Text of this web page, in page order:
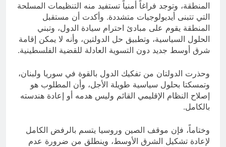
المنطقة، وتوجد فراغاً أمنياً تستفيد منه التنظيمات المسلحة
التي تتبنى أيديولوجيات متشددة. وأكدت أن مستقبل
المنطقة يقوم على مبادئ احترام سيادة الدول، وتبني
الحلول السياسية، وتطبيق حل الدولتين، وأنه لا يمكن إقامة
شرق أوسط جديد دون التسوية العادلة للقضية الفلسطينية.
وحذرت الدولتان من تفكيك الدول بالقوة في سوريا ولبنان،
وتمسكتا بحلول سياسية طويلة الأجل، وأن المطلوب هو
إصلاح النظام الإقليمي القائم وليس هدمه أو إعادة هندسته
بالكامل.
وختاماً، فإن موقف الصين وروسيا يتسم بالرفض الكامل
لإعادة تشكيل الشرق الأوسط، وينطلق من ضرورة عدم